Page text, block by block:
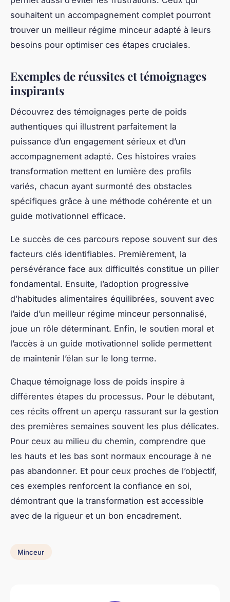
Sandro
← Voir tous les articles Minceur
Minceur — Lectures complémentaires
Quelles sont les meilleures pratiques pour
préparer des repas sains à l'avance ?
Comment utiliser la pleine conscience pour mieux
gérer son alimentation et perdre du poids ?
Quels sont les bienfaits de l'hydratation sur la
perte de poids et comment s'assurer de boire
suffisamment ?
qui transforme votre silhouette
Découvrez l'application idéale pour perdre du
poids sans régime
L'application pour maigrir sans régime : votre
solution personnalisée
Medsolution